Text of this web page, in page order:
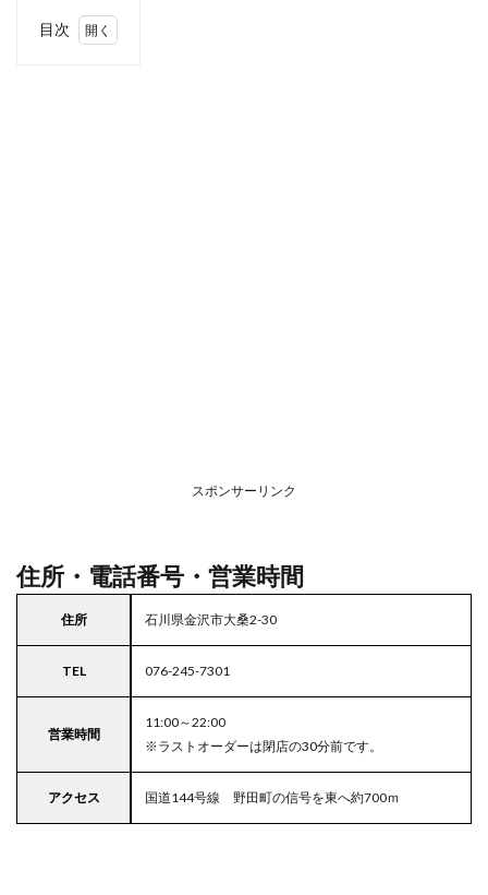
目次
コス
スポンサーリンク
住所・電話番号・営業時間
住所 石川県金沢市大桑2-30
TEL 076-245-7301
営業時間
11:00～22:00
※ラストオーダーは閉店の30分前です。
アクセス 国道144号線 野田町の信号を東へ約700ｍ